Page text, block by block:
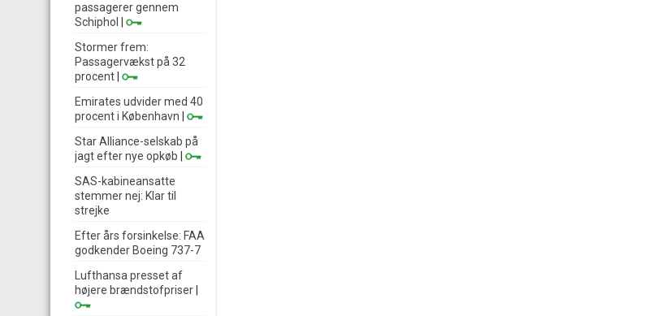
passagerer gennem
Schiphol
Stormer frem:
Passagervækst på 32
procent
Emirates udvider med 40
procent i København
Star Alliance-selskab på
jagt efter nye opkøb
SAS-kabineansatte
stemmer nej: Klar til
strejke
Efter års forsinkelse: FAA
godkender Boeing 737-7
Lufthansa presset af
højere brændstofpriser